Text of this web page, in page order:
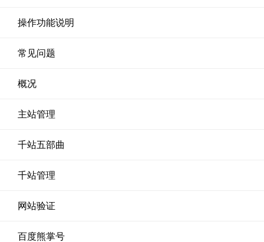
操作功能说明
常见问题
概况
主站管理
千站五部曲
千站管理
网站验证
百度熊掌号